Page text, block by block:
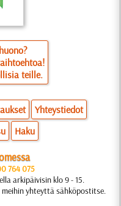
teille.
Yhteystiedot
Haku
764 075
arkipäivisin klo 9 - 15.
yhteyttä sähköpostitse.